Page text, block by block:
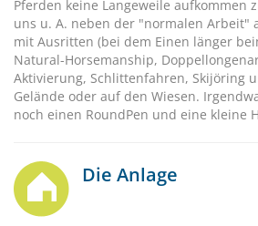
Pferden keine Langeweile aufkommen
uns u. A. neben der "normalen Arbeit"
mit Ausritten (bei dem Einen länger
Natural-Horsemanship,
Aktivierung, Schlittenfahren, Skijöring
Gelände oder auf den Wiesen.
noch einen RoundPen und eine kleine
Die Anlage